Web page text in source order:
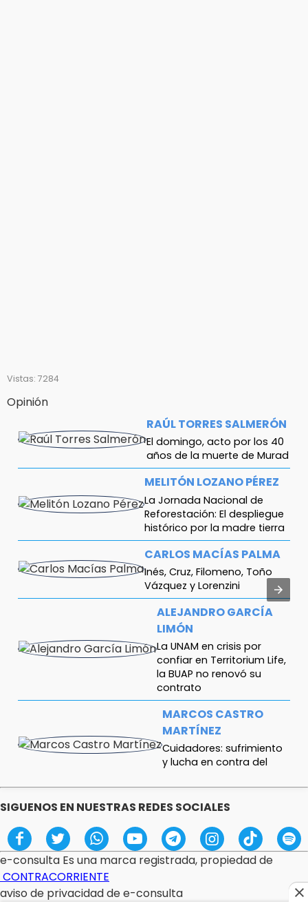
Vistas: 7284
Opinión
RAÚL TORRES SALMERÓN
El domingo, acto por los 40
años de la muerte de Murad
MELITÓN LOZANO PÉREZ
La Jornada Nacional de
Reforestación: El despliegue
histórico por la madre tierra
CARLOS MACÍAS PALMA
Inés, Cruz, Filomeno, Toño
Vázquez y Lorenzini
ALEJANDRO GARCÍA
LIMÓN
La UNAM en crisis por
confiar en Territorium Life,
la BUAP no renovó su
contrato
MARCOS CASTRO
MARTÍNEZ
Cuidadores: sufrimiento
y lucha en contra del
SANTIAGO
HERNÁNDEZ
El respeto a los
adultos mayores no
SIGUENOS EN NUESTRAS REDES SOCIALES
e-consulta Es una marca registrada, propiedad de
CONTRACORRIENTE
aviso de privacidad de e-consulta